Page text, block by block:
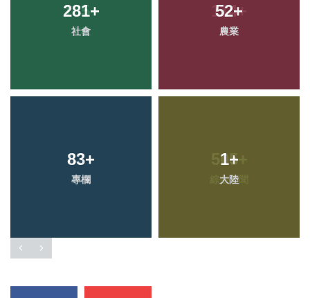
281+
社會
52+
農業
83+
專欄
1+
大陸